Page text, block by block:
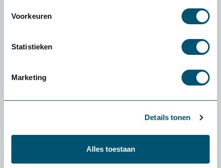
Voorkeuren
Statistieken
Marketing
Details tonen
Alles toestaan
Ervaren of een product
Wat kost de proefplaatsing?
De levering en proefplaatsingsperiode zijn